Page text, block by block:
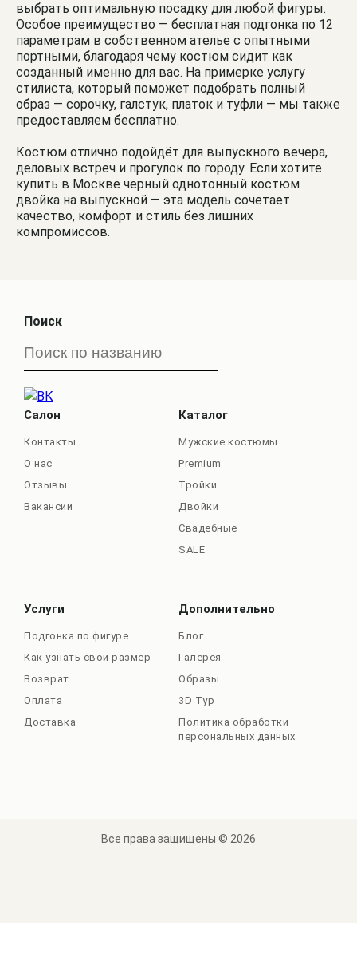
выбрать оптимальную посадку для любой фигуры.
Особое преимущество — бесплатная подгонка по 12
параметрам в собственном ателье с опытными
портными, благодаря чему костюм сидит как
созданный именно для вас. На примерке услугу
стилиста, который поможет подобрать полный
образ — сорочку, галстук, платок и туфли — мы также
предоставляем бесплатно.
Костюм отлично подойдёт для выпускного вечера,
деловых встреч и прогулок по городу. Если хотите
купить в Москве черный однотонный костюм
двойка на выпускной — эта модель сочетает
качество, комфорт и стиль без лишних
компромиссов.
Поиск
Салон
Контакты
О нас
Отзывы
Вакансии
Каталог
Мужские костюмы
Premium
Тройки
Двойки
Свадебные
SALE
Услуги
Подгонка по фигуре
Как узнать свой размер
Возврат
Оплата
Доставка
Дополнительно
Блог
Галерея
Образы
3D Тур
Политика обработки
персональных данных
Все права защищены © 2026